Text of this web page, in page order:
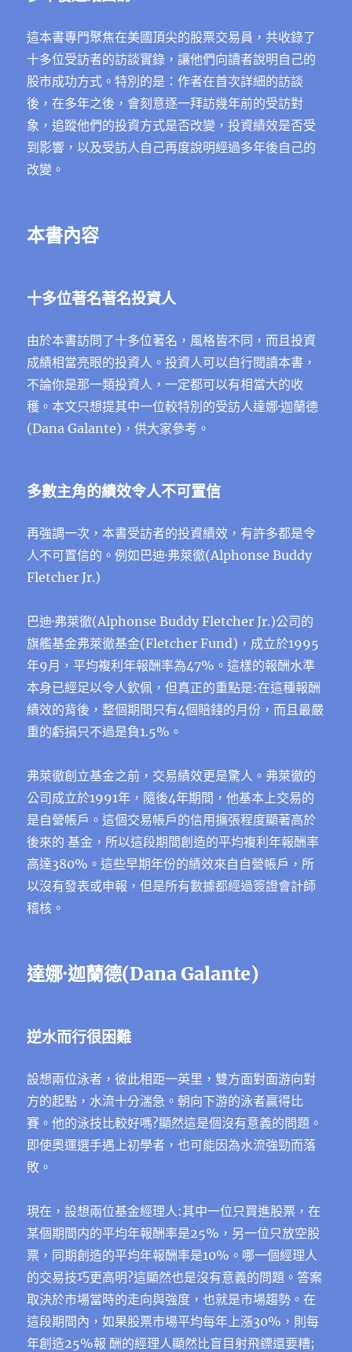
這本書專門聚焦在美國頂尖的股票交易員，共收錄了
十多位受訪者的訪談實錄，讓他們向讀者說明自己的
股市成功方式。特別的是：作者在首次詳細的訪談
後，在多年之後，會刻意逐一拜訪幾年前的受訪對
象，追蹤他們的投資方式是否改變，投資績效是否受
到影響，以及受訪人自己再度說明經過多年後自己的
改變。
本書內容
十多位著名著名投資人
由於本書訪問了十多位著名，風格皆不同，而且投資
成績相當亮眼的投資人。投資人可以自行閱讀本書，
不論你是那一類投資人，一定都可以有相當大的收
穫。本文只想提其中一位較特別的受訪人達娜·迦蘭德
(Dana Galante)，供大家參考。
多數主角的績效令人不可置信
再強調一次，本書受訪者的投資績效，有許多都是令
人不可置信的。例如巴迪·弗萊徹(Alphonse Buddy
Fletcher Jr.)
巴迪·弗萊徹(Alphonse Buddy Fletcher Jr.)公司的
旗艦基金弗萊徹基金(Fletcher Fund)，成立於1995
年9月，平均複利年報酬率為47%。這樣的報酬水準
本身已經足以令人欽佩，但真正的重點是:在這種報酬
績效的背後，整個期間只有4個賠錢的月份，而且最嚴
重的虧損只不過是負1.5%。
弗萊徹創立基金之前，交易績效更是驚人。弗萊徹的
公司成立於1991年，隨後4年期間，他基本上交易的
是自營帳戶。這個交易帳戶的信用擴張程度顯著高於
後來的 基金，所以這段期間創造的平均複利年報酬率
高達380%。這些早期年份的績效來自自營帳戶，所
以沒有發表或申報，但是所有數據都經過簽證會計師
稽核。
達娜·迦蘭德(Dana Galante)
逆水而行很困難
設想兩位泳者，彼此相距一英里，雙方面對面游向對
方的起點，水流十分湍急。朝向下游的泳者贏得比
賽。他的泳技比較好嗎?顯然這是個沒有意義的問題。
即使奧運選手遇上初學者，也可能因為水流強勁而落
敗。
現在，設想兩位基金經理人:其中一位只買進股票，在
某個期間内的平均年報酬率是25%，另一位只放空股
票，同期創造的平均年報酬率是10%。哪一個經理人
的交易技巧更高明?這顯然也是沒有意義的問題。答案
取決於市場當時的走向與強度，也就是市場趨勢。在
這段期間內，如果股票市場平均每年上漲30%，則每
年創造25%報 酬的經理人顯然比盲目射飛鏢還要糟;